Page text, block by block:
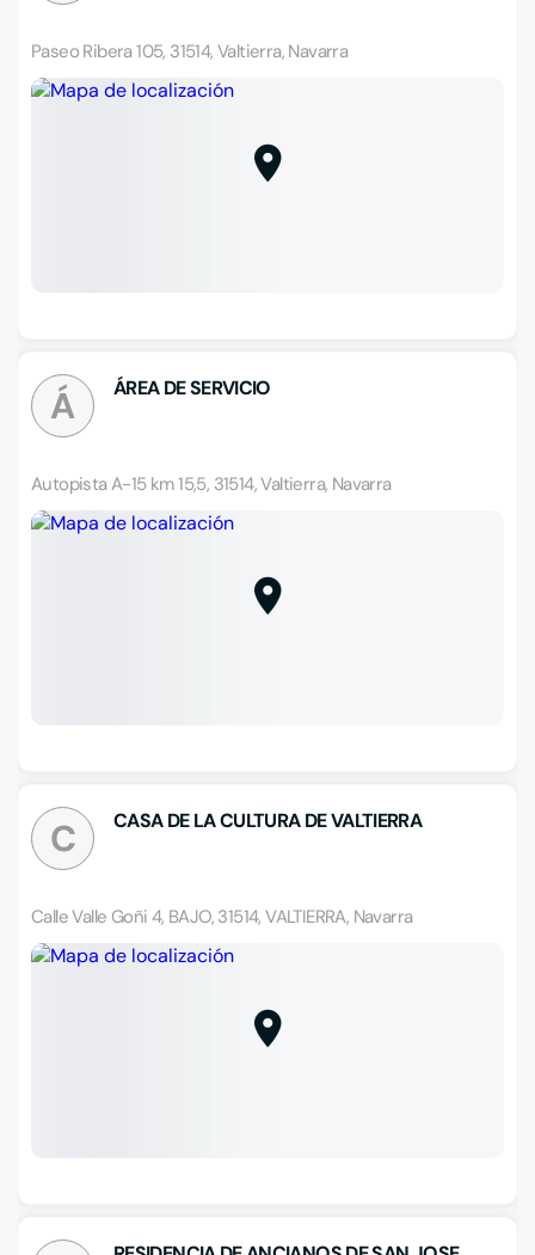
Paseo Ribera 105, 31514, Valtierra, Navarra
Á ÁREA DE SERVICIO
Autopista A-15 km 15,5, 31514, Valtierra, Navarra
C CASA DE LA CULTURA DE VALTIERRA
Calle Valle Goñi 4, BAJO, 31514, VALTIERRA, Navarra